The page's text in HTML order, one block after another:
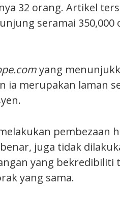
32 orang. Artikel
seramai 350,000
yang
ia merupakan laman
pembezaan
juga tidak
yang bekredibiliti
yang sama.